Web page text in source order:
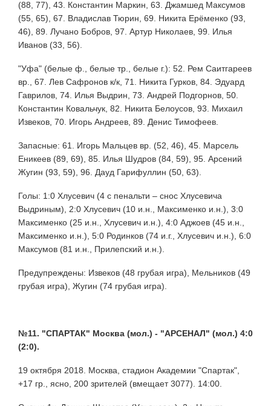
(88, 77), 43. Константин Маркин, 63. Джамшед Максумов
(55, 65), 67. Владислав Тюрин, 69. Никита Ерёменко (93,
46), 89. Лучано Бобров, 97. Артур Николаев, 99. Илья
Иванов (33, 56).
"Уфа" (белые ф., белые тр., белые г.): 52. Рем Саитгареев
вр., 67. Лев Сафронов к/к, 71. Никита Гурков, 84. Эдуард
Гаврилов, 74. Илья Выдрин, 73. Андрей Подгорнов, 50.
Константин Ковальчук, 82. Никита Белоусов, 93. Михаил
Извеков, 70. Игорь Андреев, 89. Денис Тимофеев.
Запасные: 61. Игорь Мальцев вр. (52, 46), 45. Марсель
Еникеев (89, 69), 85. Илья Шудров (84, 59), 95. Арсений
Жугин (93, 59), 96. Дауд Гарифуллин (50, 63).
Голы: 1:0 Хлусевич (4 с пенальти – снос Хлусевича
Выдриным), 2:0 Хлусевич (10 и.н., Максименко и.н.), 3:0
Максименко (25 и.н., Хлусевич и.н.), 4:0 Аджоев (45 и.н.,
Максименко и.н.), 5:0 Родинков (74 и.г., Хлусевич и.н.), 6:0
Максумов (81 и.н., Прилепский и.н.).
Предупреждены: Извеков (48 грубая игра), Мельников (49
грубая игра), Жугин (74 грубая игра).
№11. "СПАРТАК" Москва (мол.) - "АРСЕНАЛ" (мол.) 4:0
(2:0).
19 октября 2018. Москва, стадион Академии "Спартак",
+17 гр., ясно, 200 зрителей (вмещает 3077). 14:00.